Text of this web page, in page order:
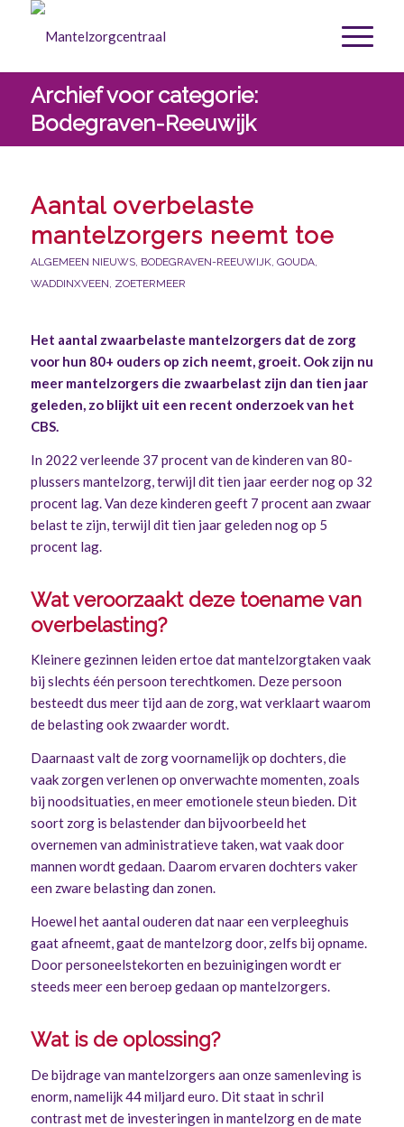
Archief voor categorie:
Bodegraven-Reeuwijk
Aantal overbelaste
mantelzorgers neemt toe
ALGEMEEN NIEUWS, BODEGRAVEN-REEUWIJK, GOUDA,
WADDINXVEEN, ZOETERMEER
Het aantal zwaarbelaste mantelzorgers dat de zorg
voor hun 80+ ouders op zich neemt, groeit. Ook zijn nu
meer mantelzorgers die zwaarbelast zijn dan tien jaar
geleden, zo blijkt uit een recent onderzoek van het
CBS.
In 2022 verleende 37 procent van de kinderen van 80-
plussers mantelzorg, terwijl dit tien jaar eerder nog op 32
procent lag. Van deze kinderen geeft 7 procent aan zwaar
belast te zijn, terwijl dit tien jaar geleden nog op 5
procent lag.
Wat veroorzaakt deze toename van
overbelasting?
Kleinere gezinnen leiden ertoe dat mantelzorgtaken vaak
bij slechts één persoon terechtkomen. Deze persoon
besteedt dus meer tijd aan de zorg, wat verklaart waarom
de belasting ook zwaarder wordt.
Daarnaast valt de zorg voornamelijk op dochters, die
vaak zorgen verlenen op onverwachte momenten, zoals
bij noodsituaties, en meer emotionele steun bieden. Dit
soort zorg is belastender dan bijvoorbeeld het
overnemen van administratieve taken, wat vaak door
mannen wordt gedaan. Daarom ervaren dochters vaker
een zware belasting dan zonen.
Hoewel het aantal ouderen dat naar een verpleeghuis
gaat afneemt, gaat de mantelzorg door, zelfs bij opname.
Door personeelstekorten en bezuinigingen wordt er
steeds meer een beroep gedaan op mantelzorgers.
Wat is de oplossing?
De bijdrage van mantelzorgers aan onze samenleving is
enorm, namelijk 44 miljard euro. Dit staat in schril
contrast met de investeringen in mantelzorg en de mate